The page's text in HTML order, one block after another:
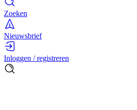
Zoeken
Nieuwsbrief
Inloggen / registreren